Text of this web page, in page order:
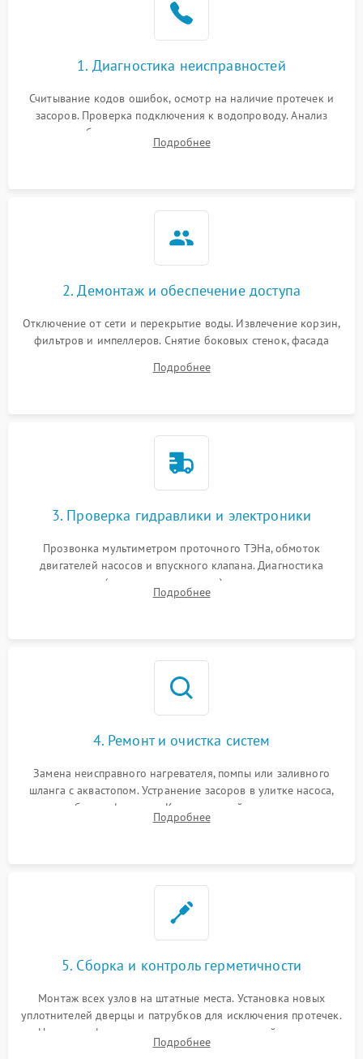
Проблемы с1. Диагностика неисправностей
Считывание кодов ошибок, осмотр на наличие протечек и
засоров. Проверка подключения к водопроводу. Анализ
жалоб на отсутствие слива, нагрева, вращения
разбрызгивателей или срабатывание системы защиты
Подробнее
2. Демонтаж и обеспечение доступа
Отключение от сети и перекрытие воды. Извлечение корзин,
фильтров и импеллеров. Снятие боковых стенок, фасада
циркуляционному насосу, ТЭНу и сливной помпе.
Подробнее
3. Проверка гидравлики и электроники
Прозвонка мультиметром проточного ТЭНа, обмоток
двигателей насосов и впускного клапана. Диагностика
прессостата (датчика уровня воды), датчика мутности,
концевика дверцы и электронного модуля управления.
Подробнее
4. Ремонт и очистка систем
Замена неисправного нагревателя, помпы или заливного
шланга с аквастопом. Устранение засоров в улитке насоса,
патрубках и фильтрах. Компонентный ремонт платы
управления, восстановление поврежденной проводки.
Подробнее
5. Сборка и контроль герметичности
Монтаж всех узлов на штатные места. Установка новых
уплотнителей дверцы и патрубков для исключения протечек.
Надежная фиксация хомутов гидравлической системы,
сборка корпуса и установка датчика поплавка.
Подробнее